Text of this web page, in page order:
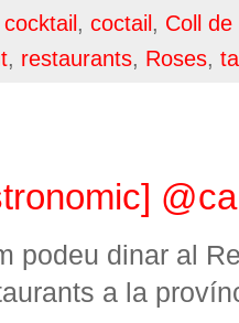
cocktail , coctail , Coll de
, restaurants, Roses,
podeu dinar al
a la